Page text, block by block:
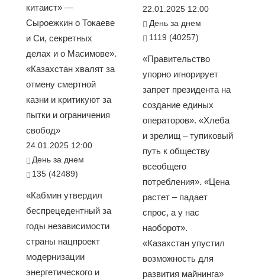
китаист» —
Сыроежкин о Токаеве
и Си, секретных
делах и о Масимове».
«Казахстан хвалят за
отмену смертной
казни и критикуют за
пытки и ограничения
свобод»
24.01.2025 12:00
День за днем
135 (42489)
«Кабмин утвердил
беспрецедентный за
годы независимости
страны нацпроект
модернизации
энергетического и
22.01.2025 12:00
День за днем
1119 (40257)
«Правительство
упорно игнорирует
запрет президента на
создание единых
операторов». «Хлеба
и зрелищ – тупиковый
путь к обществу
всеобщего
потребления». «Цена
растет – падает
спрос, а у нас
наоборот».
«Казахстан упустил
возможность для
развития майнинга»